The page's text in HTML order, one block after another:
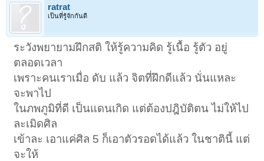
พระณรงค์ กล่าวว่า ดูแลเจ้าจังโก้มาตลอดกว่า 1 ปีแล้ว เวลาจะทำอะไรเจ้า
จังโก้ก็จะคอยเข้ามาช่วยงานวัดตลอด รดน้ำต้นไม้ ซ่อมแซมวัด กวาดลาน
วัด ฯลฯ ทุกอย่างที่อาตมาทำงานวัด เจ้าจังโก้ก็จะคอยเข้ามาช่วยคาบ
จะมาเรียกเด็กวัดให้ตื่นออกบิณฑบาต โดยมีกระป๋องพลาสติกคู่ใจ คาบหิ้ว
ออกไปบิณฑบาตทุกเช้า ชาวบ้านที่ใส่บาตรก็เอ็นดู นำอาหารมาเป็นทานใส่
ให้เจ้าจังโก้ด้วย ชาวบ้านบอกว่าเหมือนได้ทำบุญด้วยและทำทานด้วย ได้
บุญหลายต่อ
เปิดดูไฟล์ 1154953
เปิดดูไฟล์ 1154954
ratrat
เป็นที่รู้จักกันดี
ระวังพยายามฝึกสติ ให้รู้ความคิด รู้เนื้อ รู้ตัว อยู่
ตลอดเวลา
เพราะคนเราเมื่อ ดับ แล้ว จิตที่ฝึกดีแล้ว นั่นแหละ
จะพาไป
ในภพภูมิที่ดี เป็นแดนเกิด แต่ต้องปฎิบัติตน ไม่ให้ไป
ละเมิดศิล
เข้าละ เอาแค่ศิล 5 ก็เอาตัวรอดได้แล้ว ในชาตินี้ แต่
จะให้